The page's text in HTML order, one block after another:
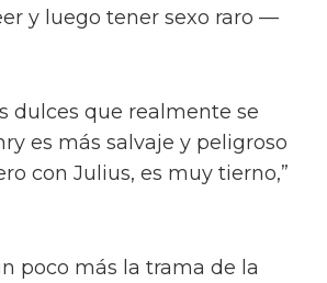
y luego tener sexo raro —
dulces que realmente se
es más salvaje y peligroso
con Julius, es muy tierno,”
poco más la trama de la